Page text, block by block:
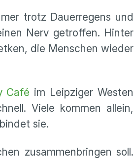
trotz Dauerregens und
Nerv getroffen. Hinter
die Menschen wieder
Café im Leipziger Westen
Viele kommen allein,
sie.
zusammenbringen soll.